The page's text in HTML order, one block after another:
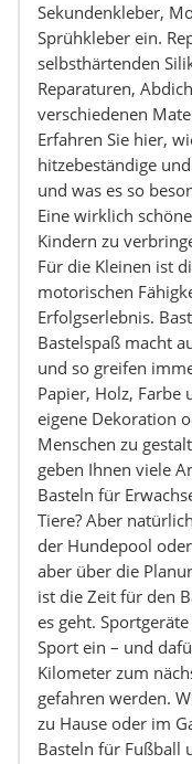
Sekundenkleber,
Sprühkleber ein.
selbsthärtenden
Reparaturen,
verschiedenen
Erfahren Sie hier,
hitzebeständige
und was es so
Eine wirklich
Kindern zu
Für die Kleinen ist
motorischen
Erfolgserlebnis.
Bastelspaß macht
und so greifen
Papier, Holz,
eigene Dekoration
Menschen zu
geben Ihnen viele
Basteln für
Tiere? Aber
der Hundepool
aber über die
ist die Zeit für den
es geht.
Sport ein – und
Kilometer zum
gefahren werden.
zu Hause oder im
Basteln für Fußball